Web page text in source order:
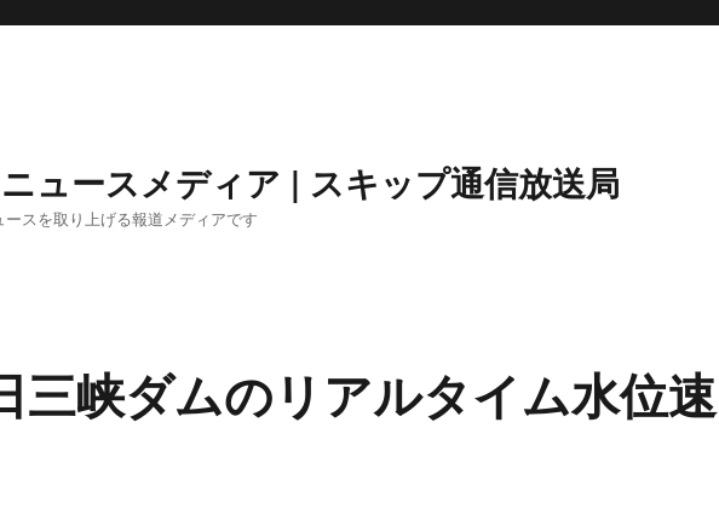
ュースメディア | スキップ通信放送局
スを取り上げる報道メディアです
三峡ダムのリアルタイム水位速